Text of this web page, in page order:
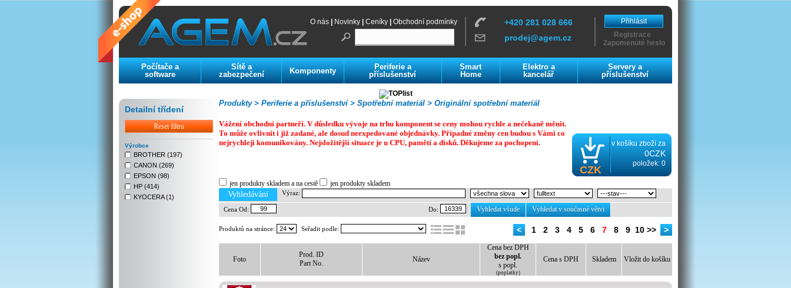
O nás Novinky Ceníky Obchodní podmínky
+420 281 028 666
prodej@agem.cz
Přihlásit
Registrace
Zapomenuté heslo
Počítače a
software
Sítě a
zabezpečení
Komponenty
Periferie a
příslušenství
Smart
Home
Elektro a
kancelář
Servery a
příslušenství
Detailní třídení
Reset filtru
Výrobce
BROTHER (197)
CANON (269)
EPSON (98)
HP (414)
KYOCERA (1)
Originální spotřební materiál
Spotřební materiál >
Periferie a příslušenství >
Produkty >
Vážení obchodní partneři. V důsledku vývoje na trhu komponent se ceny mohou rychle a nečekaně měnit.
To může ovlivnit i již zadané, ale dosud neexpedované objednávky. Případné změny cen budou s Vámi co
nejrychleji komunikovány. Nejsložitější situace je u CPU, pamětí a disků. Děkujeme za pochopení.
jen produkty skladem a na cestě jen produkty skladem
CZK
v košíku zboží za
0CZK
položek: 0
Vyhledávání Výraz:
Cena Od: Do: Vyhledat v současné větvi
Vyhledat všude
Produktů na stránce: Seřadit podle: < >
1 2 3 4 5 6 7 8 9 10 >>
Foto
Prod. ID
Part No.
Název
Cena bez DPH
bez popl.
s popl.
(poplatky)
Cena s DPH Skladem Vložit do košíku